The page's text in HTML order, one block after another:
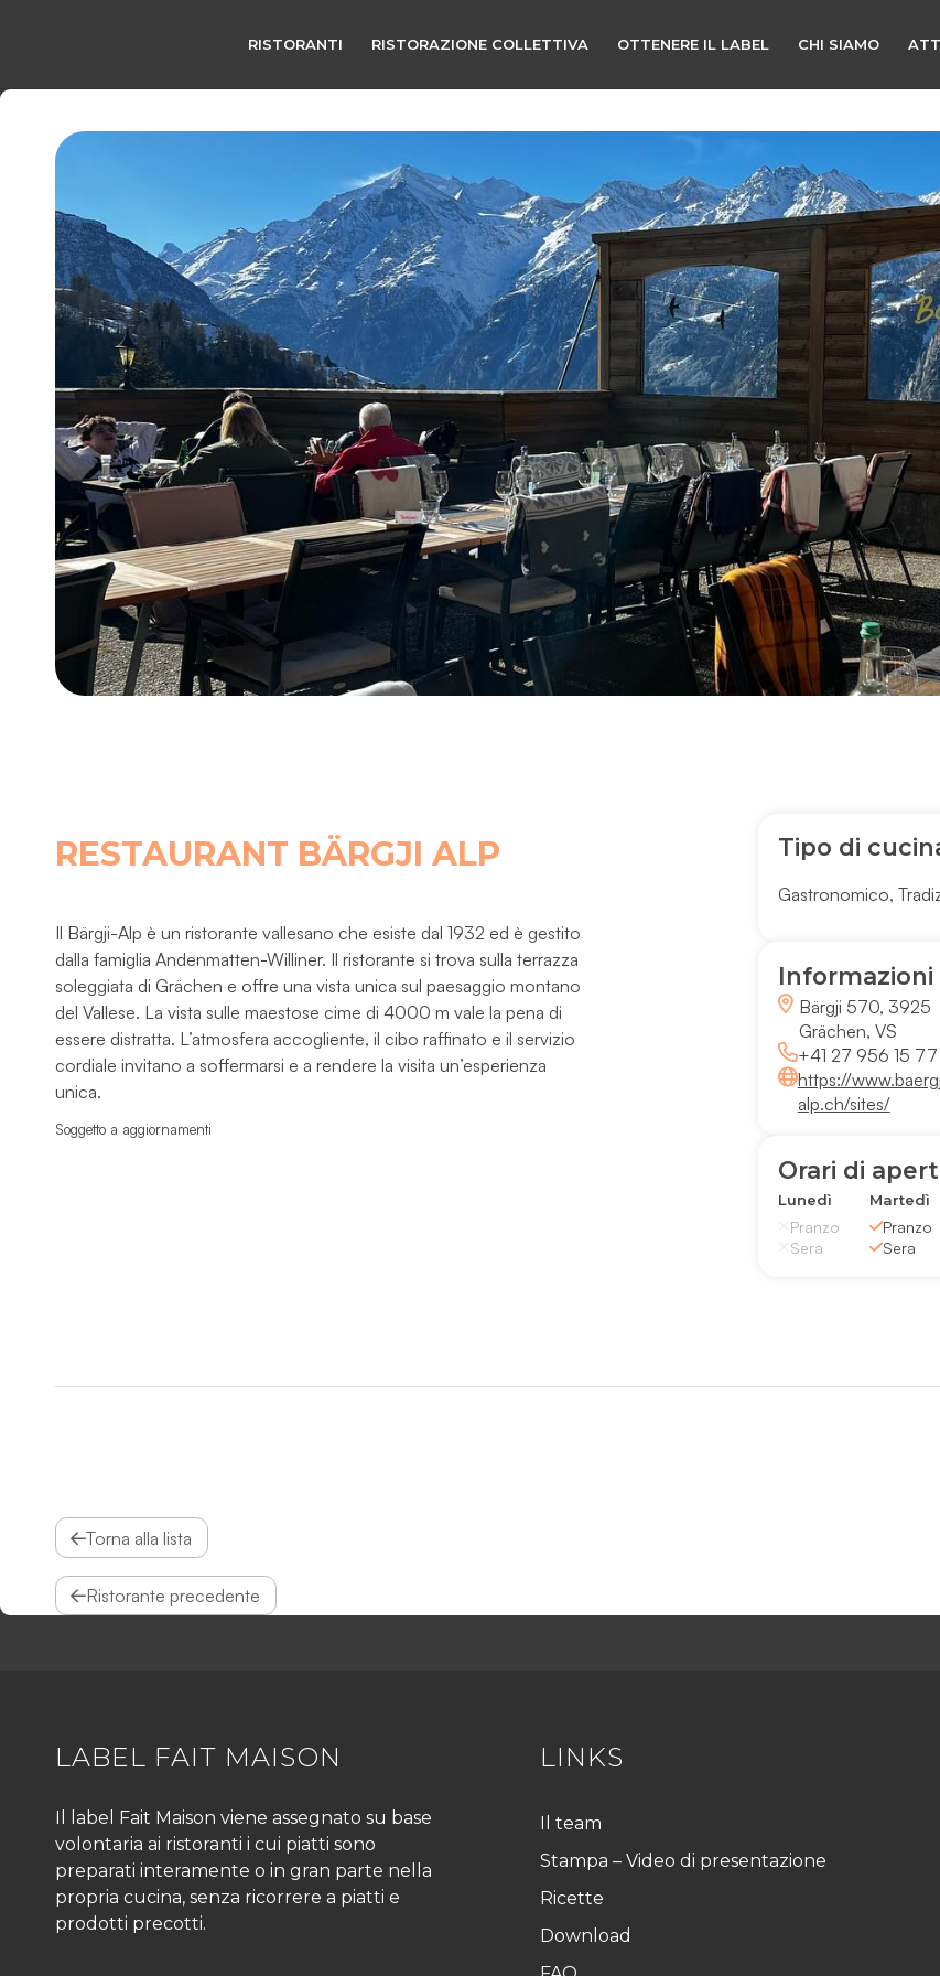
RISTORANTI RISTORAZIONE COLLETTIVA OTTENERE IL LABEL CHI SIAMO
RESTAURANT BÄRGJI ALP
Il Bärgji-Alp è un ristorante vallesano che esiste dal 1932 ed è gestito
dalla famiglia Andenmatten-Williner. Il ristorante si trova sulla terrazza
soleggiata di Grächen e offre una vista unica sul paesaggio montano
del Vallese. La vista sulle maestose cime di 4000 m vale la pena di
essere distratta. L’atmosfera accogliente, il cibo raffinato e il servizio
cordiale invitano a soffermarsi e a rendere la visita un’esperienza
unica.
Soggetto a aggiornamenti
Tipo di
Gastronomico,
Informazioni
Bärgji 570, 3925
Grächen, VS
+41 27 956 15 77
https://
alp.ch/sites/
Orari di
Lunedì
Pranzo
Sera
Martedì
Pranzo
Sera
Torna alla lista
Ristorante precedente
LABEL FAIT MAISON
Il label Fait Maison viene assegnato su base
volontaria ai ristoranti i cui piatti sono
preparati interamente o in gran parte nella
propria cucina, senza ricorrere a piatti e
prodotti precotti.
LINKS
Il team
Stampa – Video di presentazione
Ricette
Download